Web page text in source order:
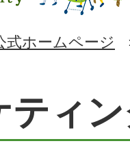
式ホームページ
ティ